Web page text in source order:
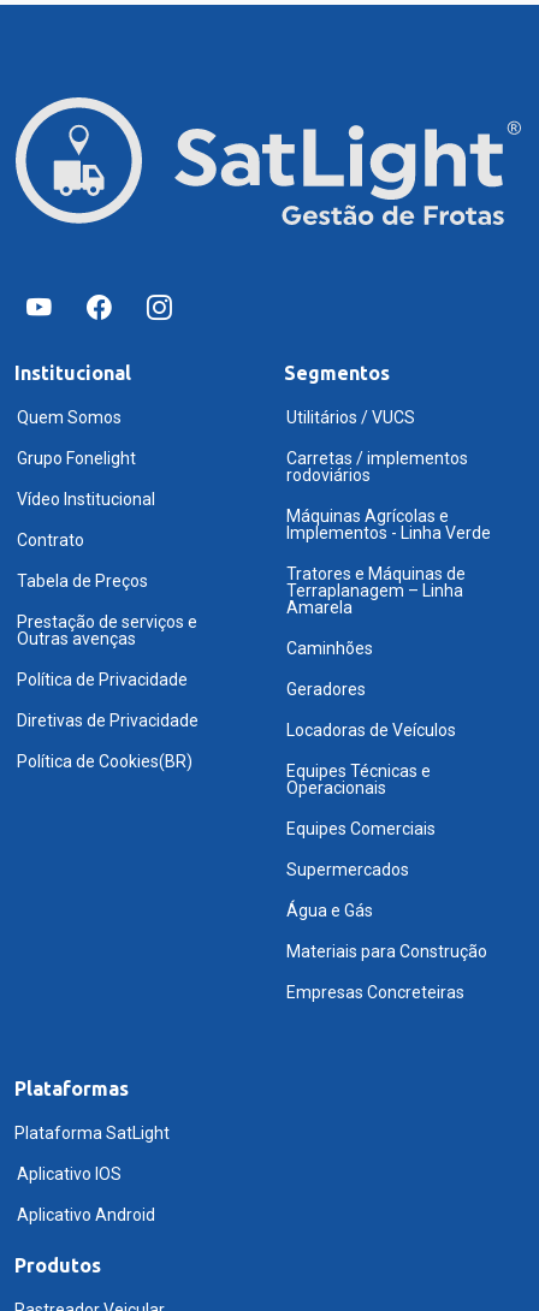
Institucional
Quem Somos
Grupo Fonelight
Vídeo Institucional
Contrato
Tabela de Preços
Prestação de serviços e
Outras avenças
Política de Privacidade
Diretivas de Privacidade
Política de Cookies(BR)
Segmentos
Utilitários / VUCS
Carretas / implementos
rodoviários
Máquinas Agrícolas e
Implementos - Linha Verde
Tratores e Máquinas de
Terraplanagem – Linha
Amarela
Caminhões
Geradores
Locadoras de Veículos
Equipes Técnicas e
Operacionais
Equipes Comerciais
Supermercados
Água e Gás
Materiais para Construção
Empresas Concreteiras
Plataformas
Plataforma SatLight
Aplicativo IOS
Aplicativo Android
Produtos